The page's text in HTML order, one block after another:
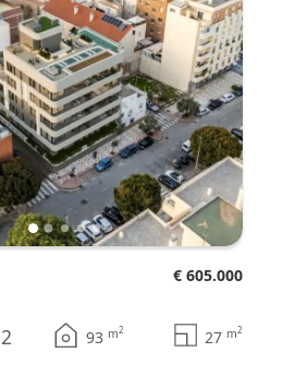
€ 605.000
2 93 m2 27 m2